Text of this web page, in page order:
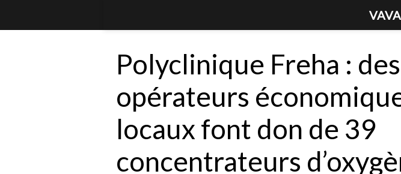
Polyclinique Freha : des
opérateurs
locaux font don de 39
concentrateurs